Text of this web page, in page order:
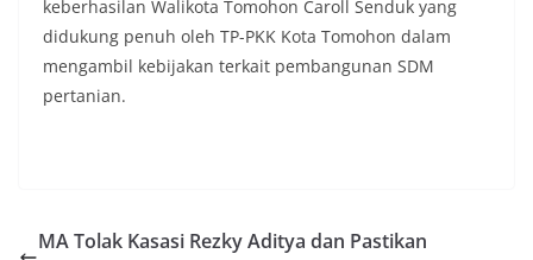
keberhasilan Walikota Tomohon Caroll Senduk yang
didukung penuh oleh TP-PKK Kota Tomohon dalam
mengambil kebijakan terkait pembangunan SDM
pertanian.
MA Tolak Kasasi Rezky Aditya dan Pastikan